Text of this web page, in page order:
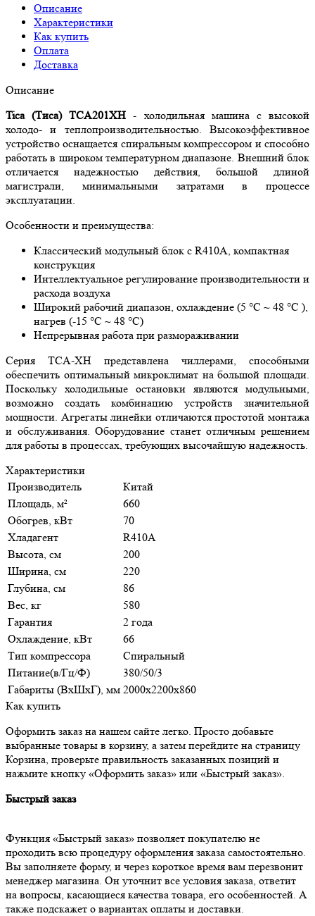
Описание
Характеристики
Как купить
Оплата
Доставка
Описание
Tica (Тиса)TCA201XH - холодильная машина с высокой
холодо- и теплопроизводительностью. Высокоэффективное
устройство оснащается спиральным компрессором и способно
работать в широком температурном диапазоне. Внешний блок
отличается надежностью действия, большой длиной
магистрали, минимальными затратами в процессе
эксплуатации.
Особенности и преимущества:
Классический модульный блок с R410A, компактная
конструкция
Интеллектуальное регулирование производительности и
расхода воздуха
Широкий рабочий диапазон, охлаждение (5 °C ~ 48 °C ),
нагрев (-15 °C ~ 48 °C)
Непрерывная работа при размораживании
Серия TCA-XH представлена чиллерами, способными
обеспечить оптимальный микроклимат на большой площади.
Поскольку холодильные остановки являются модульными,
возможно создать комбинацию устройств значительной
мощности. Агрегаты линейки отличаются простотой монтажа
и обслуживания. Оборудование станет отличным решением
для работы в процессах, требующих высочайшую надежность.
Характеристики
Производитель
Китай
Площадь, м²
660
Обогрев, кВт
70
Хладагент
R410A
Высота, см
200
Ширина, см
220
Глубина, см
86
Вес, кг
580
Гарантия
2 года
Охлаждение, кВт
66
Тип компрессора
Спиральный
Питание(в/Гц/Ф)
380/50/3
Габариты (ВxШxГ), мм 2000x2200x860
Как купить
Оформить заказ на нашем сайте легко. Просто добавьте
выбранные товары в корзину, а затем перейдите на страницу
Корзина, проверьте правильность заказанных позиций и
нажмите кнопку «Оформить заказ» или «Быстрый заказ».
Быстрый заказ
Функция «Быстрый заказ» позволяет покупателю не
проходить всю процедуру оформления заказа самостоятельно.
Вы заполняете форму, и через короткое время вам перезвонит
менеджер магазина. Он уточнит все условия заказа, ответит
на вопросы, касающиеся качества товара, его особенностей. А
также подскажет о вариантах оплаты и доставки.